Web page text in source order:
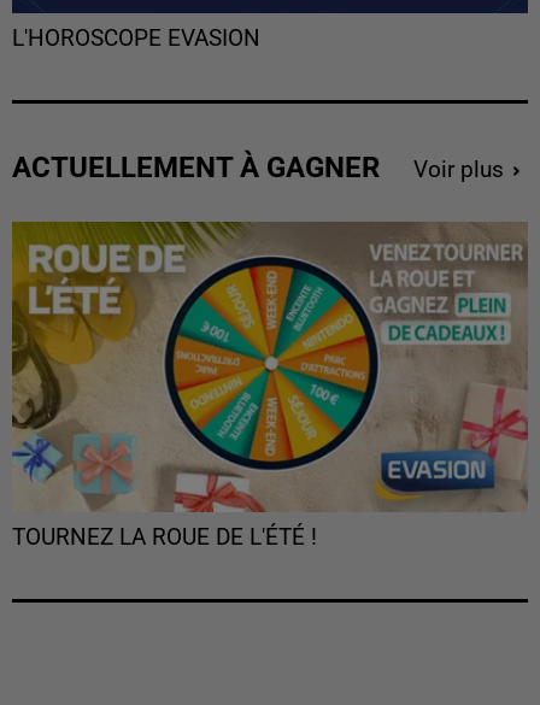
L'HOROSCOPE EVASION
ACTUELLEMENT À GAGNER Voir plus
TOURNEZ LA ROUE DE L'ÉTÉ !